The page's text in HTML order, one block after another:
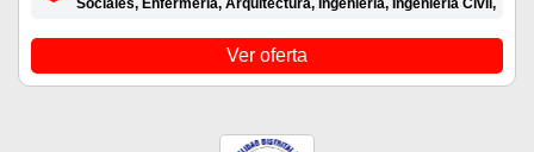
Sociales, Enfermería, Arquitectura, Ingeniería, Ingeniería Civil,
Ver oferta